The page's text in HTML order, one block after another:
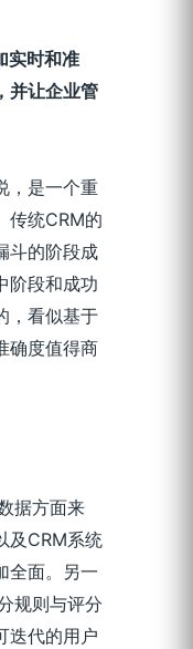
实时和准
并让企业管
，是一个重
传统CRM的
斗的阶段成
阶段和成功
，看似基于
确度值得商
据方面来
及CRM系统
全面。另一
规则与评分
迭代的用户